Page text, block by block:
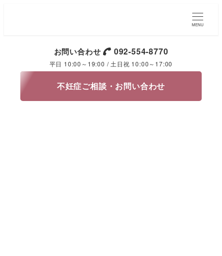
MENU
お問い合わせ 092-554-8770
平日 10:00～19:00 / 土日祝 10:00～17:00
不妊症ご相談・お問い合わせ